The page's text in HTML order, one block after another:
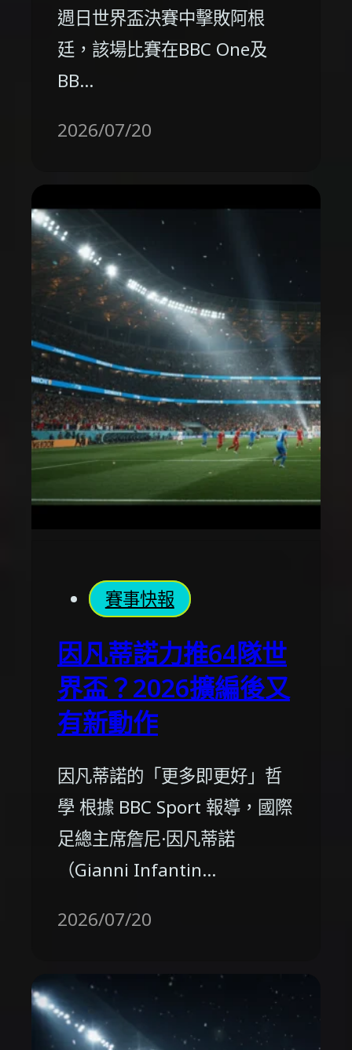
週日世界盃決賽中擊敗阿根
廷，該場比賽在BBC One及
BB…
2026/07/20
賽事快報
因凡蒂諾力推64隊世
界盃？2026擴編後又
有新動作
因凡蒂諾的「更多即更好」哲
學 根據 BBC Sport 報導，國際
足總主席詹尼·因凡蒂諾
（Gianni Infantin…
2026/07/20